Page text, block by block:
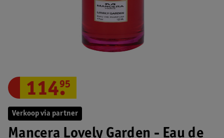
Verkoop via partner
Mancera Lovely Garden - Eau de
114.
95